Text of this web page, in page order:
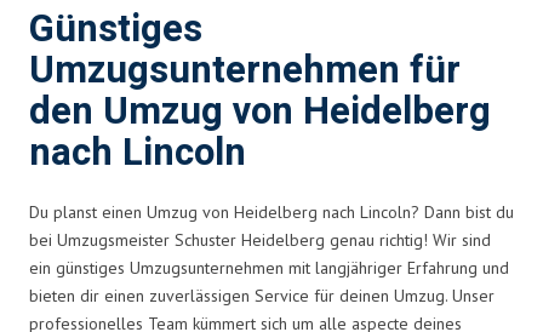
Günstiges
Umzugsunternehmen für
den Umzug von Heidelberg
nach Lincoln
Du planst einen Umzug von Heidelberg nach Lincoln? Dann bist du
bei Umzugsmeister Schuster Heidelberg genau richtig! Wir sind
ein günstiges Umzugsunternehmen mit langjähriger Erfahrung und
bieten dir einen zuverlässigen Service für deinen Umzug. Unser
professionelles Team kümmert sich um alle aspecte deines